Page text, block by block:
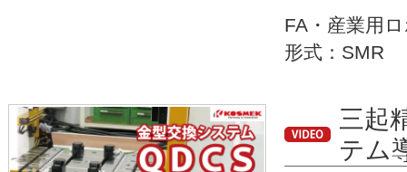
FA・産業用
形式：SMR
三起
テム